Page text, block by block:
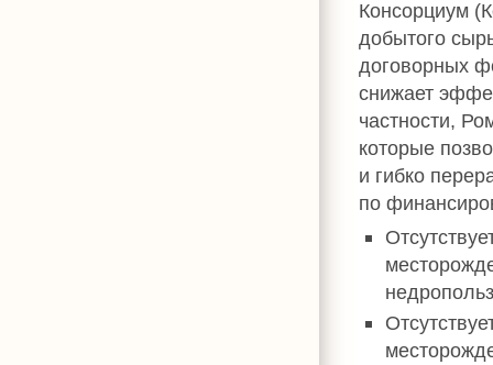
Консорциум
добытого
договорных
снижает
частности,
которые
и гибко
по